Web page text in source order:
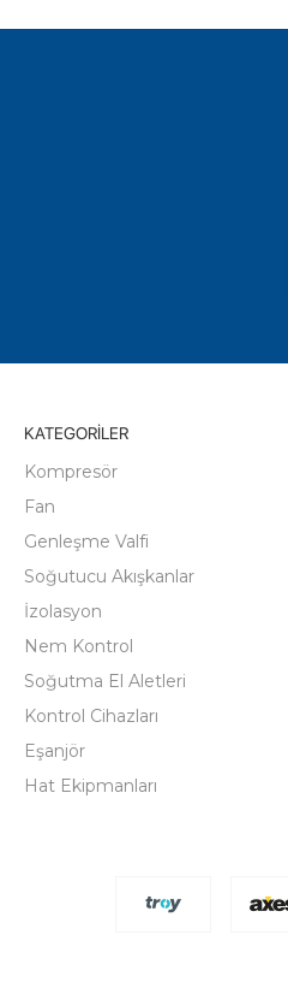
KATEGORILER
Kompresör
Fan
Genleşme Valfi
Soğutucu Akışkanlar
İzolasyon
Nem Kontrol
Soğutma El Aletleri
Kontrol Cihazları
Eşanjör
Hat Ekipmanları